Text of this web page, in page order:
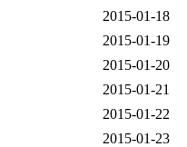
2015-01-18
2015-01-19
2015-01-20
2015-01-21
2015-01-22
2015-01-23